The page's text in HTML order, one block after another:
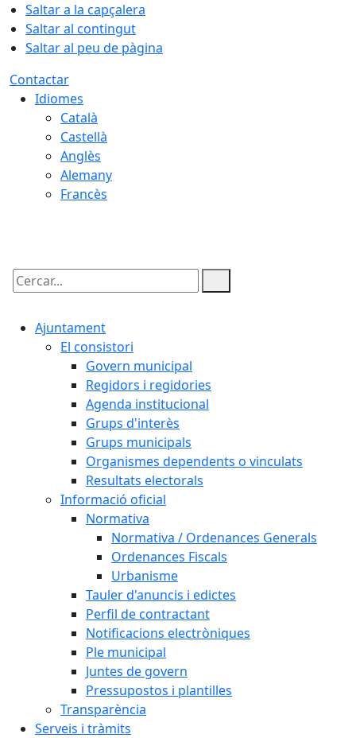
Saltar a la capçalera
Saltar al contingut
Saltar al peu de pàgina
Contactar
Idiomes
Català
Castellà
Anglès
Alemany
Francès
Cercar:
Ajuntament
El consistori
Govern municipal
Regidors i regidories
Agenda institucional
Grups d'interès
Grups municipals
Organismes dependents o vinculats
Resultats electorals
Informació oficial
Normativa
Normativa / Ordenances Generals
Ordenances Fiscals
Urbanisme
Tauler d'anuncis i edictes
Perfil de contractant
Notificacions electròniques
Ple municipal
Juntes de govern
Pressupostos i plantilles
Transparència
Serveis i tràmits